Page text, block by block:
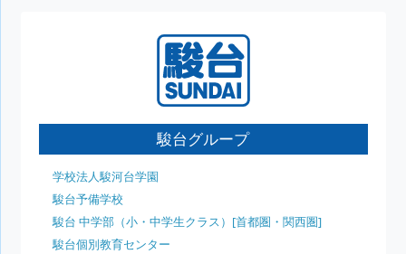
駿台グループ
学校法人駿河台学園
駿台予備学校
駿台 中学部（小・中学生クラス）[首都圏・関西圏]
駿台個別教育センター